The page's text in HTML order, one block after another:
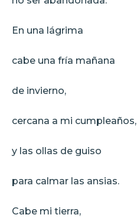
En una lágrima
cabe una fría mañana
de invierno,
cercana a mi cumpleaños,
y las ollas de guiso
para calmar las ansias.
Cabe mi tierra,